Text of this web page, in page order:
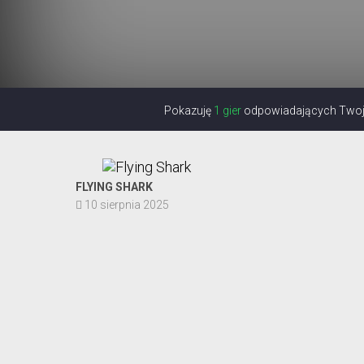
Pokazuję 1 gierodpowiadających
FLYING SHARK
10 sierpnia 2025